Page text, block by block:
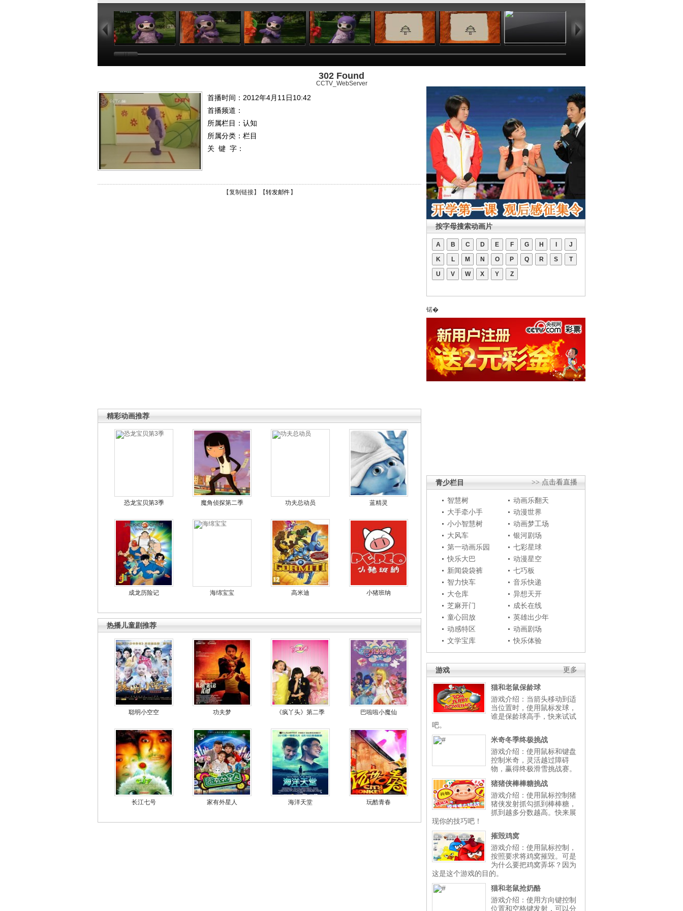
04:09 05:23 04:57 05:17 05:42 06:57 05:13
302 Found
CCTV_WebServer
首播时间：2012年4月11日10:42
首播频道：
所属栏目： 认知
所属分类：栏目
关 键 字：
【复制链接】【转发邮件 】
精彩动画推荐
恐龙宝贝第3季 魔角侦探第二季 功夫总动员 蓝精灵
成龙历险记 海绵宝宝 高米迪 小猪班纳
热播儿童剧推荐
聪明小空空 功夫梦 《疯丫头》第二季 巴啦啦小魔仙
长江七号 家有外星人 海洋天堂 玩酷青春
按字母搜索动画片
A B C D E F G H J
K L M N O P Q R S T
U V W X Y Z
锘�
>> 点击看直播
青少栏目
智慧树
动画乐翻天
大手牵小手
动漫世界
小小智慧树
动画梦工场
大风车
银河剧场
第一动画乐园
七彩星球
快乐大巴
动漫星空
新闻袋袋裤
七巧板
智力快车
音乐快递
大仓库
异想天开
芝麻开门
成长在线
童心回放
英雄出少年
动感特区
动画剧场
文学宝库
快乐体验
更多
游戏
猫和老鼠保龄球
游戏介绍：当箭头移动到适
当位置时，使用鼠标发球，
谁是保龄球高手，快来试试
吧。
米奇冬季终极挑战
游戏介绍：使用鼠标和键盘
控制米奇，灵活越过障碍
物，赢得终极滑雪挑战赛。
猪猪侠棒棒糖挑战
游戏介绍：使用鼠标控制猪
猪侠发射抓勾抓到棒棒糖，
抓到越多分数越高。快来展
现你的技巧吧！
摧毁鸡窝
游戏介绍：使用鼠标控制，
按照要求将鸡窝摧毁。可是
为什么要把鸡窝弄坏？因为
这是这个游戏的目的。
猫和老鼠抢奶酪
游戏介绍：使用方向键控制
位置和空格键发射，可以分